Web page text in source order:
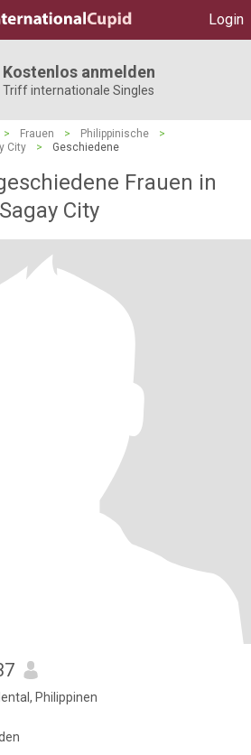
Login
Kostenlos anmelden
Triff internationale Singles
> Frauen > Philippinische
>
City > Geschiedene
Frauen in
Sagay City
Philippinen